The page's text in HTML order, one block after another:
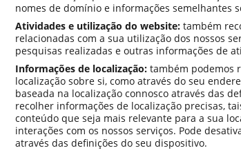
nomes de domínio e informações semelhantes
Atividades e utilização do website: também
relacionadas com a sua utilização dos nossos
pesquisas realizadas e outras informações de
Informações de localização: também podemos
localização sobre si, como através do seu
baseada na localização connosco através das
recolher informações de localização precisas,
conteúdo que seja mais relevante para a sua
interações com os nossos serviços. Pode
através das definições do seu dispositivo.